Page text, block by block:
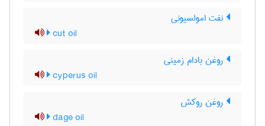
نفت امولسیونی
cut oil
روغن بادام زمینی
cyperus oil
روغن روکش
dage oil